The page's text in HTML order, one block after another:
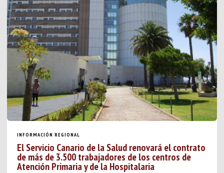
INFORMACIÓN REGIONAL
El Servicio Canario de la Salud renovará el contrato
de más de 3.500 trabajadores de los centros de
Atención Primaria y de la Hospitalaria